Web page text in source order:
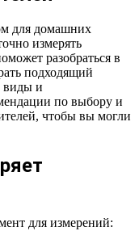
для домашних
измерять
разобраться в
подходящий
виды и
по выбору и
чтобы вы могли
для измерений: